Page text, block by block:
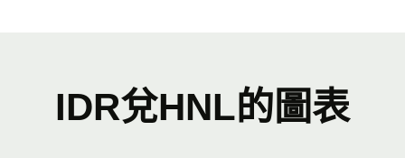
IDR兌HNL的圖表